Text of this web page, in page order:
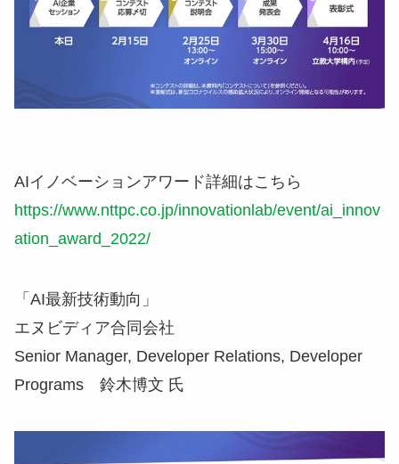
AIイノベーションアワード詳細はこちら
https://www.nttpc.co.jp/innovationlab/event/ai_innov
ation_award_2022/
「AI最新技術動向」
エヌビディア合同会社
Senior Manager, Developer Relations, Developer
Programs 鈴木博文 氏